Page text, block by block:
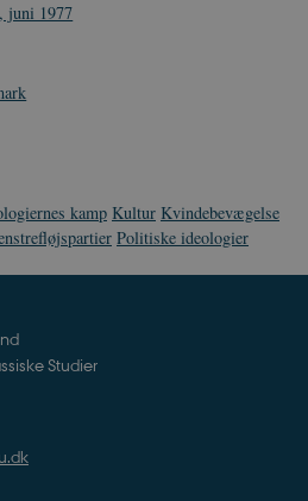
juni 1977
kamp Kultur Kvindebevægelse
Politiske ideologier
Studier
Statistiske
hjælper med at gøre
Udbyder / Domæne
Udløb
TYPO3 Association